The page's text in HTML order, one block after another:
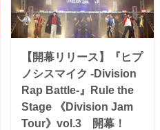
【開幕リリース】『ヒプ
ノシスマイク -Division
Rap Battle-』Rule the
Stage 《Division Jam
Tour》vol.3 開幕！